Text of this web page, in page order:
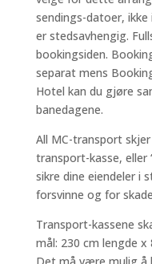
sendings-datoer,
er stedsavhengig.
bookingsiden.
separat mens
Hotel kan du gjøre
banedagene.
All MC-transport
transport-kasse, eller
sikre dine eiendeler i
forsvinne og for
Transport-kassene
mål: 230 cm lengde x